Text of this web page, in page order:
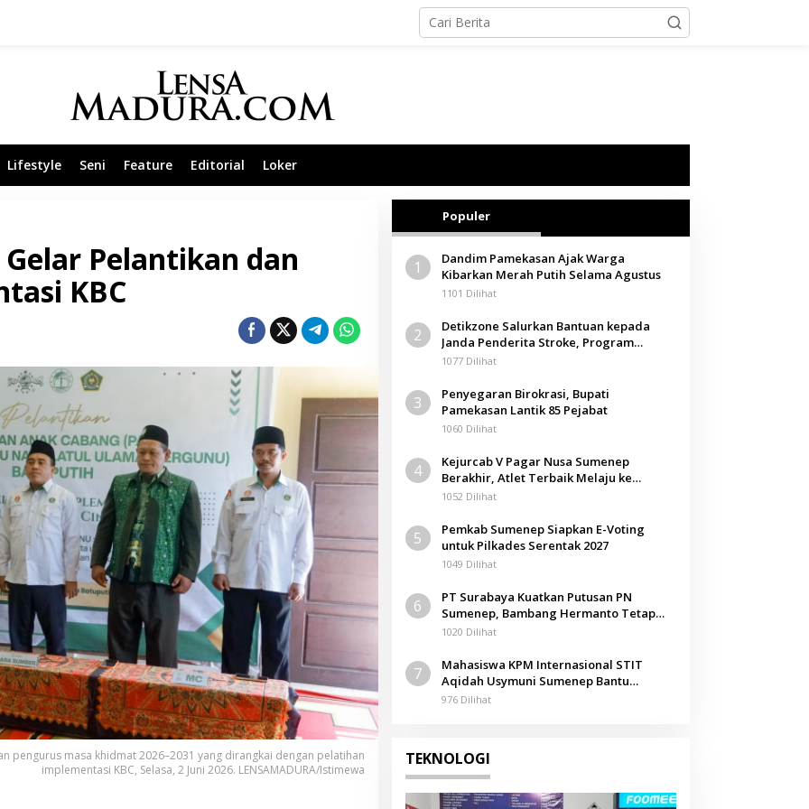
Lifestyle Seni Feature Editorial Loker
Pelantikan dan
KBC
pengurus masa khidmat 2026–2031 yang dirangkai dengan pelatihan
implementasi KBC, Selasa, 2 Juni 2026. LENSAMADURA/Istimewa
Populer
1
Dandim Pamekasan Ajak Warga
Kibarkan Merah Putih Selama Agustus
1101 Dilihat
2
Detikzone Salurkan Bantuan kepada
Janda Penderita Stroke, Program
Berbagi Masuki Hari ke-61
1077 Dilihat
3
Penyegaran Birokrasi, Bupati
Pamekasan Lantik 85 Pejabat
1060 Dilihat
4
Kejurcab V Pagar Nusa Sumenep
Berakhir, Atlet Terbaik Melaju ke
Kejurwil Jatim
1052 Dilihat
5
Pemkab Sumenep Siapkan E-Voting
untuk Pilkades Serentak 2027
1049 Dilihat
6
PT Surabaya Kuatkan Putusan PN
Sumenep, Bambang Hermanto Tetap
Dinyatakan Pemilik Sah Tanah di
1020 Dilihat
7
Mahasiswa KPM Internasional STIT
Aqidah Usymuni Sumenep Bantu
Pengurusan Jenazah WNI di Malaysia
976 Dilihat
TEKNOLOGI